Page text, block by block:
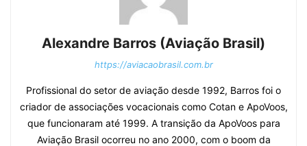
Alexandre Barros (Aviação Brasil)
https://aviacaobrasil.com.br
Profissional do setor de aviação desde 1992, Barros foi o
criador de associações vocacionais como Cotan e ApoVoos,
que funcionaram até 1999. A transição da ApoVoos para
Aviação Brasil ocorreu no ano 2000, com o boom da